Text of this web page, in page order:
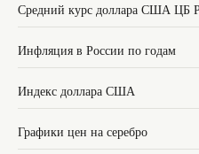
Средний курс доллара США ЦБ
Инфляция в России по годам
Индекс доллара США
Графики цен на серебро